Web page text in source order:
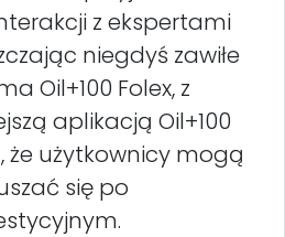
z ekspertami
niegdyś zawiłe
Oil+100 Folex, z
aplikacją Oil+100
że użytkownicy mogą
się po